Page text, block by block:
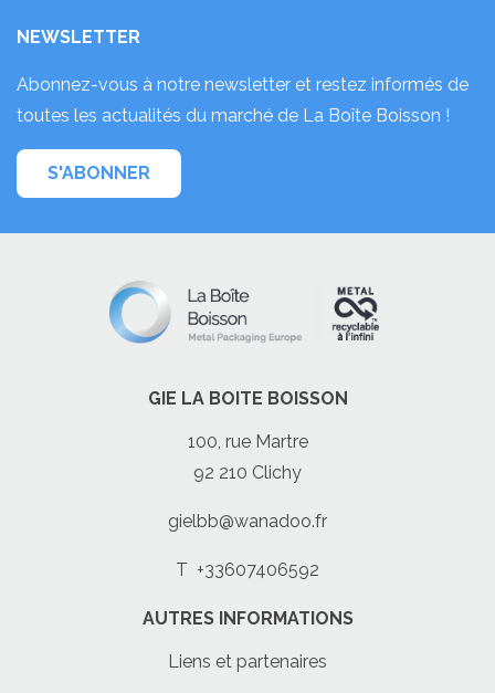
NEWSLETTER
Abonnez-vous à notre newsletter et restez informés de
toutes les actualités du marché de La Boîte Boisson !
S'ABONNER
GIE LA BOITE BOISSON
100, rue Martre
92 210 Clichy
gielbb@wanadoo.fr
T +33607406592
AUTRES INFORMATIONS
Liens et partenaires